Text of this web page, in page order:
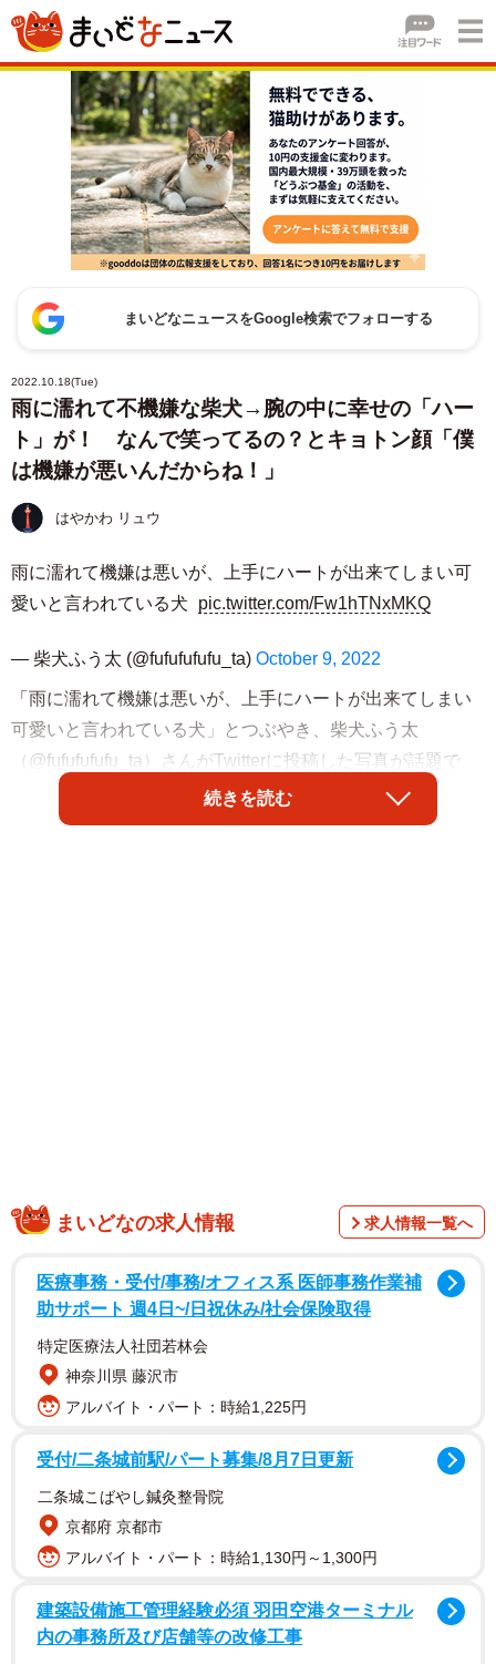
まいどなニュースをGoogle検索でフォローする
2022.10.18(Tue)
雨に濡れて不機嫌な柴犬→腕の中に幸せの「ハー
ト」が！ なんで笑ってるの？とキョトン顔「僕
は機嫌が悪いんだからね！」
はやかわ リュウ
雨に濡れて機嫌は悪いが、上手にハートが出来てしまい可
愛いと言われている犬
pic.twitter.com/Fw1hTNxMKQ
— 柴犬ふう太 (@fufufufufu_ta) October 9, 2022
「雨に濡れて機嫌は悪いが、上手にハートが出来てしまい
可愛いと言われている犬」とつぶやき、柴犬ふう太
（@fufufufufu_ta）さんがTwitterに投稿した写真が話題で
す。そこに写っていたのは、飼い主さんを上目遣いで見つ
める柴犬……の胸元と両前足の間に出来た、可愛い
はご機嫌最悪なのに、なんでみんなで盛り上がっているん
たのは、１歳９ヶ月になる柴犬の男の子、ふう太くん。口
角がきゅっと上がったニコニコ顔がチャームポイントで、
生まれて初めて犬用ちゅーるを食べて必死顔になった可愛
い様子でも話題 になりました。
続きを読む
まいどなの求人情報 求人情報一覧へ
医療事務・受付/事務/オフィス系 医師事務作業補
助サポート 週4日~/日祝休み/社会保険取得
特定医療法人社団若林会
神奈川県 藤沢市
アルバイト・パート：時給1,225円
受付/二条城前駅/パート募集/8月7日更新
二条城こばやし鍼灸整骨院
京都府 京都市
アルバイト・パート：時給1,130円～1,300円
建築設備施工管理経験必須 羽田空港ターミナル
内の事務所及び店舗等の改修工事